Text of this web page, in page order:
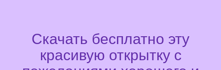
Скачать бесплатно эту
красивую открытку с